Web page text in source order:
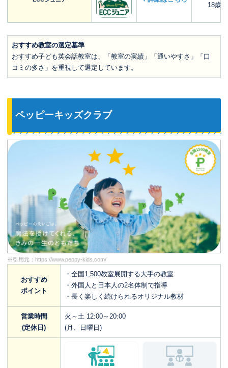
18歳
おすすめ教室の選定基準
おすすめ子ども英会話教室は、「教室の実績」「通いやすさ」「口
コミの多さ」を重視して選定しています。
ペッピーキッズクラブ
※引用元： https://www.peppy-kids.com/
おすすめ
ポイント
・全国1,500教室展開する大手の教室
・外国人と日本人の2名体制で指導
・長く楽しく続けられるオリジナル教材
営業時間
(定休日)
火～土 12:00～20:00
(月、日曜日)